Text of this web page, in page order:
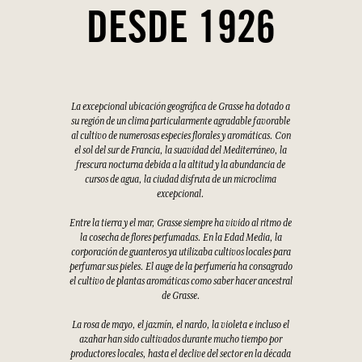
DESDE 1926
La excepcional ubicación geográfica de Grasse ha dotado a
su región de un clima particularmente agradable favorable
al cultivo de numerosas especies florales y aromáticas. Con
el sol del sur de Francia, la suavidad del Mediterráneo, la
frescura nocturna debida a la altitud y la abundancia de
cursos de agua, la ciudad disfruta de un microclima
excepcional.
Entre la tierra y el mar, Grasse siempre ha vivido al ritmo de
la cosecha de flores perfumadas. En la Edad Media, la
corporación de guanteros ya utilizaba cultivos locales para
perfumar sus pieles. El auge de la perfumería ha consagrado
el cultivo de plantas aromáticas como saber hacer ancestral
de Grasse.
La rosa de mayo, el jazmín, el nardo, la violeta e incluso el
azahar han sido cultivados durante mucho tiempo por
productores locales, hasta el declive del sector en la década